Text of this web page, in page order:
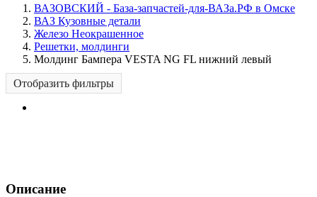
ВАЗОВСКИЙ - База-запчастей-для-ВАЗа.РФ в Омске
ВАЗ Кузовные детали
Железо Неокрашенное
Решетки, молдинги
Молдинг Бампера VESTA NG FL нижний левый
Отобразить фильтры
Описание